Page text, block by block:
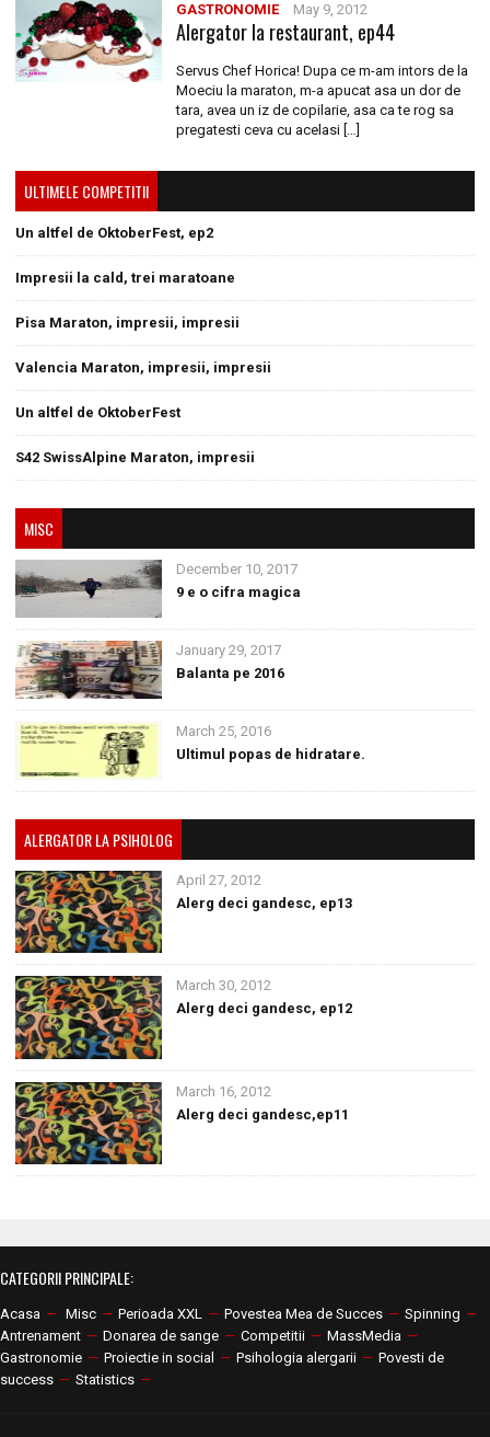
GASTRONOMIE May 9, 2012
Alergator la restaurant, ep44
Servus Chef Horica! Dupa ce m-am intors de la
Moeciu la maraton, m-a apucat asa un dor de
tara, avea un iz de copilarie, asa ca te rog sa
pregatesti ceva cu acelasi […]
ULTIMELE COMPETITII
Un altfel de OktoberFest, ep2
Impresii la cald, trei maratoane
Pisa Maraton, impresii, impresii
Valencia Maraton, impresii, impresii
Un altfel de OktoberFest
S42 SwissAlpine Maraton, impresii
MISC
December 10, 2017
9 e o cifra magica
January 29, 2017
Balanta pe 2016
March 25, 2016
Ultimul popas de hidratare.
ALERGATOR LA PSIHOLOG
April 27, 2012
Alerg deci gandesc, ep13
March 30, 2012
Alerg deci gandesc, ep12
March 16, 2012
Alerg deci gandesc,ep11
CATEGORII PRINCIPALE:
Acasa — Misc — Perioada XXL — Povestea Mea de Succes — Spinning —
Antrenament — Donarea de sange — Competitii — MassMedia —
Gastronomie — Proiectie in social — Psihologia alergarii — Povesti de
success — Statistics —